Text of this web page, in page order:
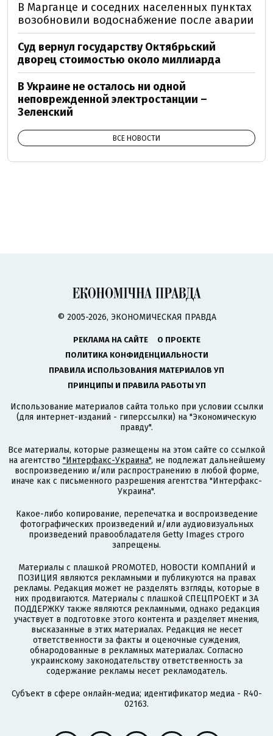
В Марганце и соседних населенных пунктах
возобновили водоснабжение после аварии
Суд вернул государству Октябрьский
дворец стоимостью около миллиарда
В Украине не осталось ни одной
неповрежденной электростанции –
Зеленский
ВСЕ НОВОСТИ
© 2005-2026, ЭКОНОМИЧЕСКАЯ ПРАВДА
РЕКЛАМА НА САЙТЕ
О ПРОЕКТЕ
ПОЛИТИКА КОНФИДЕНЦИАЛЬНОСТИ
ПРАВИЛА ИСПОЛЬЗОВАНИЯ МАТЕРИАЛОВ УП
ПРИНЦИПЫ И ПРАВИЛА РАБОТЫ УП
Использование материалов сайта только при условии ссылки
(для интернет-изданий - гиперссылки) на "Экономическую
правду".
Все материалы, которые размещены на этом сайте со ссылкой
на агентство "Интерфакс-Украина", не подлежат дальнейшему
воспроизведению и/или распространению в любой форме,
иначе как с письменного разрешения агентства "Интерфакс-
Украина".
Какое-либо копирование, перепечатка и воспроизведение
фотографических произведений и/или аудиовизуальных
произведений правообладателя Getty Images строго
запрещены.
Материалы с плашкой PROMOTED, НОВОСТИ КОМПАНИЙ и
ПОЗИЦИЯ являются рекламными и публикуются на правах
рекламы. Редакция может не разделять взгляды, которые в
них продвигаются. Материалы с плашкой СПЕЦПРОЕКТ и ЗА
ПОДДЕРЖКУ также являются рекламными, однако редакция
участвует в подготовке этого контента и разделяет мнения,
высказанные в этих материалах. Редакция не несет
ответственности за факты и оценочные суждения,
обнародованные в рекламных материалах. Согласно
украинскому законодательству ответственность за
содержание рекламы несет рекламодатель.
Субъект в сфере онлайн-медиа; идентификатор медиа - R40-
02163.